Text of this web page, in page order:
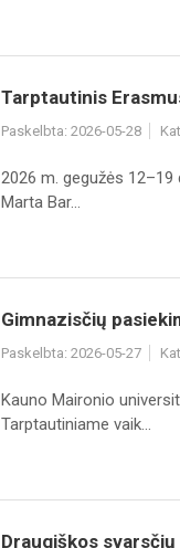
Tarptautinis
Paskelbta: 2026-05-28
2026 m. gegužės
Marta Bar...
Gimnazisčių
Paskelbta: 2026-05-27
Kauno Maironio
Tarptautiniame vaik...
Draugiškos